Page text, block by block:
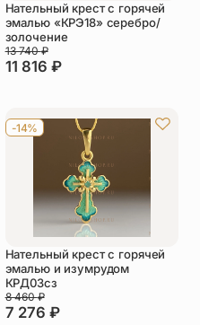
Подвески
Статуэтки
Цепи
Шнурки на
Нательный крест с горячей
эмалью «КРЭ18» серебро/
золочение
11 816 ₽
13 740₽
-14%
Нательный крест с горячей
эмалью и изумрудом
КРД03сз
7 276 ₽
8 460₽